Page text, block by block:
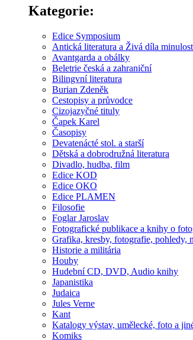
Kategorie:
Edice Symposium
Antická literatura a Živá díla
Avantgarda a obálky
Beletrie česká a zahraniční
Bilingvní literatura
Burian Zdeněk
Cestopisy a průvodce
Cizojazyčné tituly
Čapek Karel
Časopisy
Devatenácté stol. a starší
Dětská a dobrodružná literatura
Divadlo, hudba, film
Edice KOD
Edice OKO
Edice PLAMEN
Filosofie
Foglar Jaroslav
Fotografické publikace a knihy o
Grafika, kresby, fotografie, pohledy,
Historie a militária
Houby
Hudební CD, DVD, Audio knihy
Japanistika
Judaica
Jules Verne
Kant
Katalogy výstav, umělecké, foto a
Komiks